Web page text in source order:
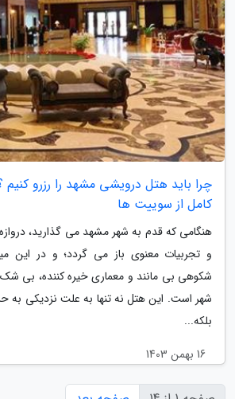
چرا باید هتل درویشی مشهد را رزرو کنیم
کامل از سوییت ها
هنگامی که قدم به شهر مشهد می گذارید، دروازه
و تجربیات معنوی باز می گردد؛ و در این
شکوهی بی مانند و معماری خیره کننده، بی
شهر است. این هتل نه تنها به علت نزدیکی به
بلکه...
16 بهمن 1403